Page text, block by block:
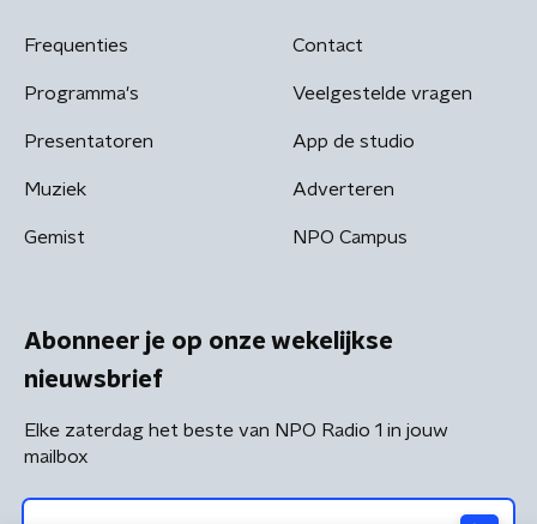
Frequenties
Programma's
Presentatoren
Muziek
Gemist
Contact
Veelgestelde vragen
App de studio
Adverteren
NPO Campus
Abonneer je op onze wekelijkse
nieuwsbrief
Elke zaterdag het beste van NPO Radio 1 in jouw
mailbox